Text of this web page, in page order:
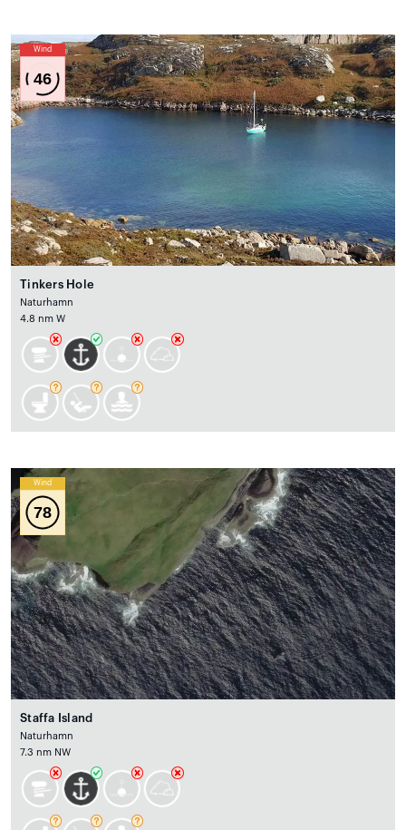
Wind
46
Tinkers Hole
Naturhamn
4.8 nm W
Wind
78
Staffa Island
Naturhamn
7.3 nm NW